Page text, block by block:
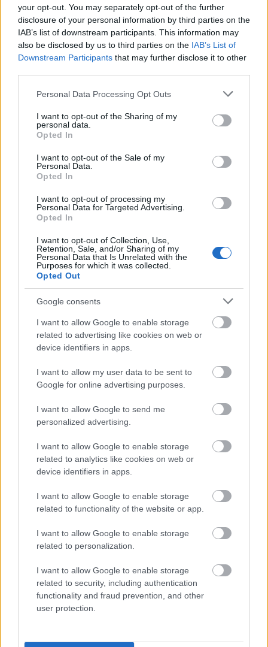
your opt-out. You may separately opt-out of the further
disclosure of your personal information by third parties on the
IAB’s list of downstream participants. This information may
also be disclosed by us to third parties on the IAB’s List of
Downstream Participants that may further disclose it to other
Please note that this website/app uses one or more Google
not limited to your visit or usage behaviour. You may click to
grant or deny consent to Google and its third-party tags to
use your data for below specified purposes in below Google
consent section.
Personal Data Processing Opt Outs
I want to opt-out of the Sharing of my
personal data.
Opted In
I want to opt-out of the Sale of my
Personal Data.
Opted In
I want to opt-out of processing my
Personal Data for Targeted Advertising.
Opted In
I want to opt-out of Collection, Use,
Retention, Sale, and/or Sharing of my
Personal Data that Is Unrelated with the
Purposes for which it was collected.
Opted Out
Google consents
I want to allow Google to enable storage
related to advertising like cookies on web or
device identifiers in apps.
I want to allow my user data to be sent to
Google for online advertising purposes.
I want to allow Google to send me
personalized advertising.
I want to allow Google to enable storage
related to analytics like cookies on web or
device identifiers in apps.
I want to allow Google to enable storage
related to functionality of the website or app.
I want to allow Google to enable storage
related to personalization.
I want to allow Google to enable storage
related to security, including authentication
functionality and fraud prevention, and other
user protection.
ELEMZÉSEK 2022. AUG. 8. NÖVEKEDÉS.HU
Mindenki számára természetes, hogy van
áram: eszközeink, irodánk, gyáraink,
kórházaink működnek, nem kis részben az
energiának köszönhetően. Azt azonban már
kevesebben tudják, hogy az árammal éppen
úgy kereskednek, mint sok más termékkel.
A villamos energia kereskedelme pedig
óriási információs bázist igényel, piaci
információk, politikai nyilatkozatok, illetve
még az időjárás ismeretét is – erről
beszélgettünk az MVM Partner Zrt., az MVM
nagykereskedőjének szakértőivel.
A villamosenergia-kereskedők a lehető
legszélesebb körű információhalmazt
A villamosenergia-piacon és így az áram
árfolyamában sok egyéb piac hatása is
megjelenik, ezekre a rész- és mögöttes
piacokra is oda kell figyelnie a szektor
szereplőinek. Utóbbi körbe tartozik többek
emissziós kvóták piaca.
MVM Partner